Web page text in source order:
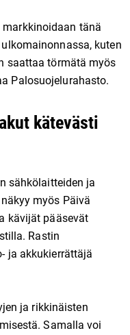
tänä
kuten
saattaa törmätä myös
Palosuojelurahasto.
kätevästi
sähkölaitteiden ja
myös Päivä
kävijät pääsevät
Rastin
ja akkukierrättäjä
ja rikkinäisten
Samalla voi